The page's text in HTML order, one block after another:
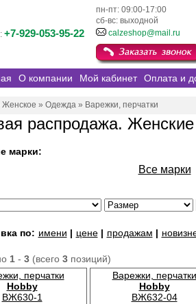
пн-пт: 09:00-17:00
сб-вс: выходной
+7-929-053-95-22 calzeshop@mail.ru
О компании Мой кабинет Оплата и
Женское » Одежда» Варежки, перчатки
распродажа.
марки:
Все марки
по: имени | цене| продажам |
1- 3(всего 3позиций)
перчатки
Hobby
ВЖ630-1
Варежки, перчатки
Hobby
ВЖ632-04